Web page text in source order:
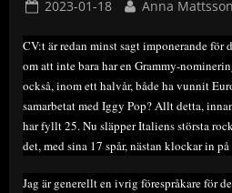
Posted
2023-01-18 By
Anna Mattsson
CV:t är redan minst sagt imponerande för
om att inte bara har en Grammy-
också, inom ett halvår, både ha vunnit
samarbetat med Iggy Pop? Allt detta,
har fyllt 25. Nu släpper Italiens största
det, med sina 17 spår, nästan klockar in
Jag är generellt en ivrig förespråkare för